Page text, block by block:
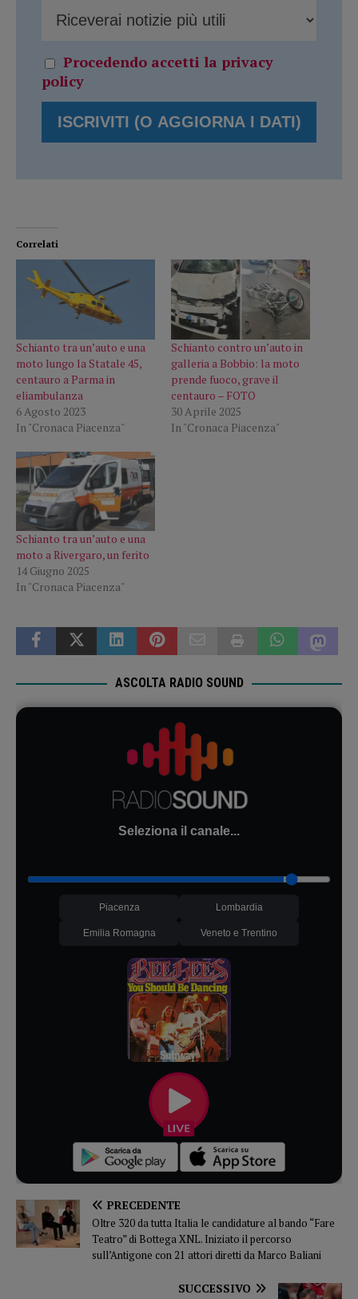
Procedendo accetti la privacy
policy
Correlati
Schianto tra un’auto e una
moto lungo la Statale 45,
centauro a Parma in
eliambulanza
6 Agosto 2023
In "Cronaca Piacenza"
Schianto contro un’auto in
galleria a Bobbio: la moto
prende fuoco, grave il
centauro – FOTO
30 Aprile 2025
In "Cronaca Piacenza"
Schianto tra un’auto e una
moto a Rivergaro, un ferito
14 Giugno 2025
In "Cronaca Piacenza"
ASCOLTA RADIO SOUND
Seleziona il canale...
Piacenza Lombardia
Emilia Romagna Veneto e Trentino
PRECEDENTE
Oltre 320 da tutta Italia le candidature al bando “Fare
Teatro” di Bottega XNL. Iniziato il percorso
sull’Antigone con 21 attori diretti da Marco Baliani
SUCCESSIVO